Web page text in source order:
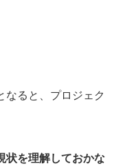
なると、プロジェク
状を理解しておかな